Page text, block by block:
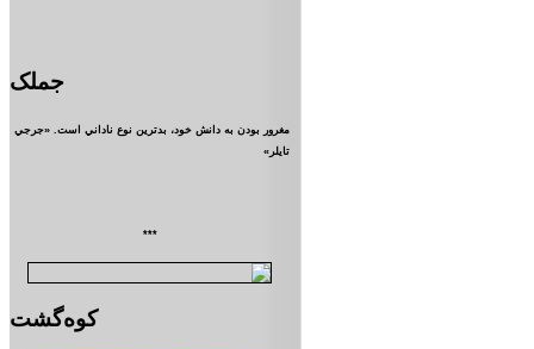
جملک
مغرور بودن به دانش خود، بدترين نوع ناداني است. «جرجي
تايلر»
***
کوه‌گشت